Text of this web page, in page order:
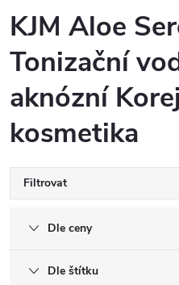
KJM Aloe
Tonizační
aknózní
kosmetika
Filtrovat
Dle ceny
Dle štítku